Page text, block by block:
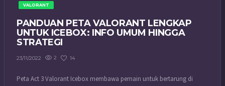
VALORANT
PANDUAN PETA VALORANT LENGKAP
UNTUK ICEBOX: INFO UMUM HINGGA
STRATEGI
23/11/2022 2 14
Peta Act 3 Valorant Icebox membawa pemain untuk bertarung di